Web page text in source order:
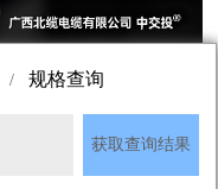
/ 规格查询
获取查询结果